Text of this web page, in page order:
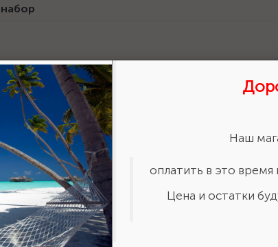
набор
Сертификат дилера 2024 г.
Размер: 206.3 Кб Наш
оплатить в это
Цена и остатки